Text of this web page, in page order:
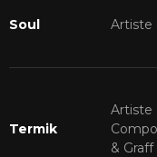
Soul Artiste
Termik
Artiste
& Graff